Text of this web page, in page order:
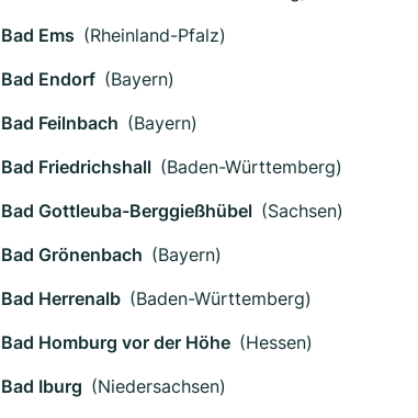
Bad Ems (Rheinland-Pfalz)
Bad Endorf (Bayern)
Bad Feilnbach (Bayern)
Bad Friedrichshall (Baden-Württemberg)
Bad Gottleuba-Berggießhübel (Sachsen)
Bad Grönenbach (Bayern)
Bad Herrenalb (Baden-Württemberg)
Bad Homburg vor der Höhe (Hessen)
Bad Iburg (Niedersachsen)